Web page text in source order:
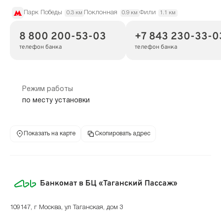
Парк Победы 0.3 км Поклонная 0.9 км Фили 1.1 км
8 800 200-53-03
телефон банка
+7 843 230-33-
телефон банка
Режим работы
по месту установки
Показать на карте Скопировать адрес
Банкомат в БЦ «Таганский Пассаж»
109147, г Москва, ул Таганская, дом 3